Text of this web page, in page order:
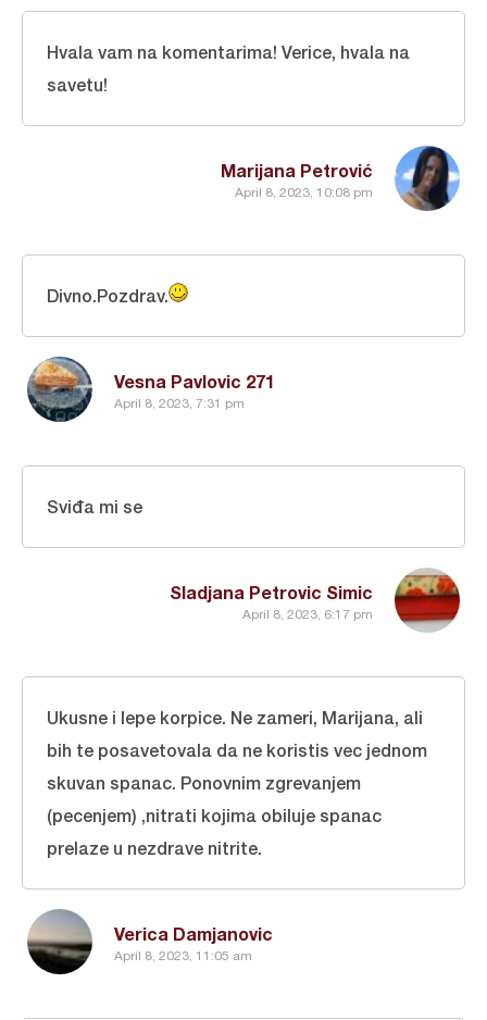
Marijana Petrović
April 8, 2023, 10:08 pm
Hvala vam na komentarima! Verice, hvala na
savetu!
Vesna Pavlovic 271
April 8, 2023, 7:31 pm
Divno.Pozdrav.
Sladjana Petrovic Simic
April 8, 2023, 6:17 pm
Sviđa mi se
Verica Damjanovic
April 8, 2023, 11:05 am
Ukusne i lepe korpice. Ne zameri, Marijana, ali
bih te posavetovala da ne koristis vec jednom
skuvan spanac. Ponovnim zgrevanjem
(pecenjem) ,nitrati kojima obiluje spanac
prelaze u nezdrave nitrite.